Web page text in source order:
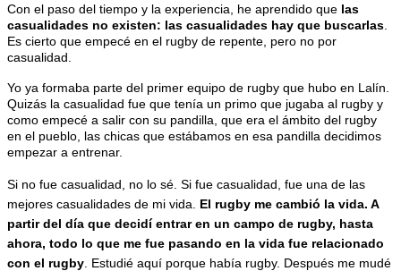
Con el paso del tiempo y la experiencia, he aprendido que las
casualidades no existen: las casualidades hay que buscarlas
Es cierto que empecé en el rugby de repente, pero no por
casualidad.
Yo ya formaba parte del primer equipo de rugby que hubo en Lalín.
Quizás la casualidad fue que tenía un primo que jugaba al rugby y
como empecé a salir con su pandilla, que era el ámbito del rugby
en el pueblo, las chicas que estábamos en esa pandilla decidimos
empezar a entrenar.
Si no fue casualidad, no lo sé. Si fue casualidad, fue una de las
mejores casualidades de mi vida. El rugby me cambió la vida. A
partir del día que decidí entrar en un campo de rugby, hasta
ahora, todo lo que me fue pasando en la vida fue relacionado
con el rugby . Estudié aquí porque había rugby. Después me mudé